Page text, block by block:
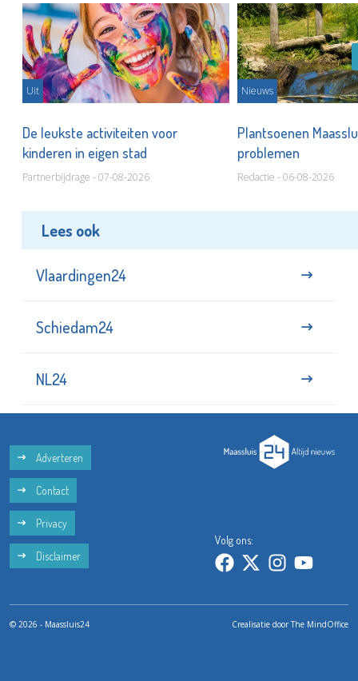
Uit
De leukste activiteiten voor
kinderen in eigen stad
Partnerbijdrage - 07-08-2026
Nieuws
Plantsoenen
problemen
Redactie - 06-08-2026
Lees ook
Vlaardingen24
Schiedam24
NL24
Adverteren
Contact
Privacy
Disclaimer
Volg ons:
© 2026 - Maassluis24 Crealisatie doorThe MindOffice